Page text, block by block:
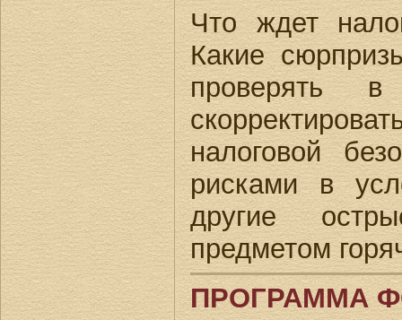
Что ждет
Какие
проверять
налоговой
рисками в
другие
предметом
ПРОГРАММА